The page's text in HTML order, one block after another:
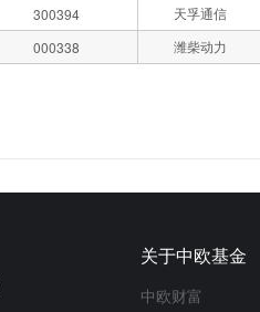
300394
天孚通信
000338 潍柴动力
关于中欧基金
中欧财富